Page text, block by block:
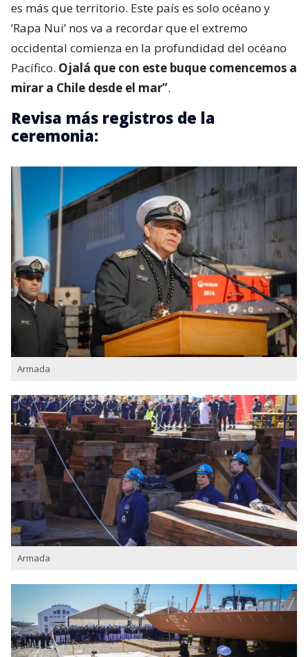
es más que territorio. Este país es solo océano y
‘Rapa Nui’ nos va a recordar que el extremo
occidental comienza en la profundidad del océano
Pacífico. Ojalá que con este buque comencemos a
mirar a Chile desde el mar”.
Revisa más registros de la
ceremonia:
Armada
Armada